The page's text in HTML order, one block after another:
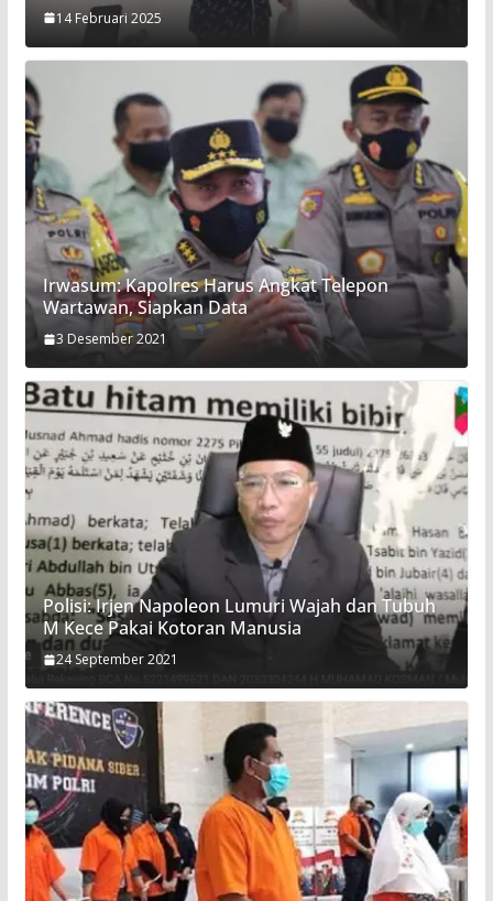
14 Februari 2025
Irwasum: Kapolres Harus Angkat Telepon
Wartawan, Siapkan Data
3 Desember 2021
Polisi: Irjen Napoleon Lumuri Wajah dan Tubuh
M Kece Pakai Kotoran Manusia
24 September 2021